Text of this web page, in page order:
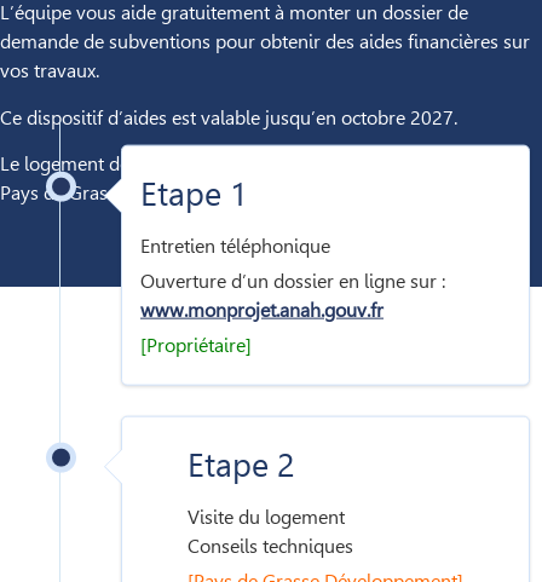
L’équipe vous aide gratuitement à monter un dossier de
demande de subventions pour obtenir des aides financières sur
vos travaux.
Ce dispositif d’aides est valable jusqu’en octobre 2027.
Le logement doit être situé dans l’une des 23 communes du
Pays de Grasse.
Etape 1
Entretien téléphonique
Ouverture d’un dossier en ligne sur :
www.monprojet.anah.gouv.fr
[Propriétaire]
Etape 2
Visite du logement
Conseils techniques